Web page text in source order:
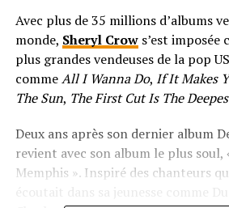
Avec plus de 35 millions d’albums
monde, Sheryl Crows’est imposée
plus grandes vendeuses de la pop
commeAll I Wanna Do, If It Makes
The Sun, The First Cut Is The
Deux ans après son dernier album
revient avec son album le plus soul,
Memphis ». Inspiré des chanteurs